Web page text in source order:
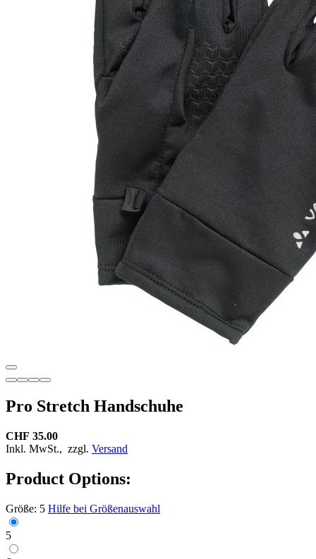
Pro Stretch Handschuhe
CHF 35.00
Inkl. MwSt., zzgl. Versand
Product Options:
Größe: 5 Hilfe bei Größenauswahl
5